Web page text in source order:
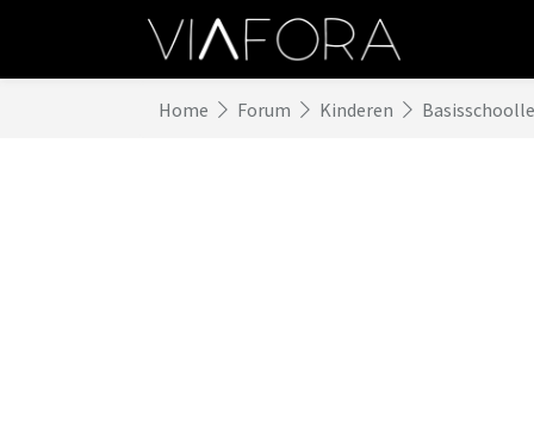
Home Forum Kinderen